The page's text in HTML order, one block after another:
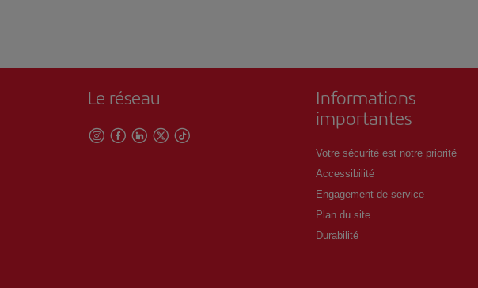
Le réseau
Informations
importantes
Votre sécurité est notre priorité
Accessibilité
Engagement de service
Plan du site
Durabilité